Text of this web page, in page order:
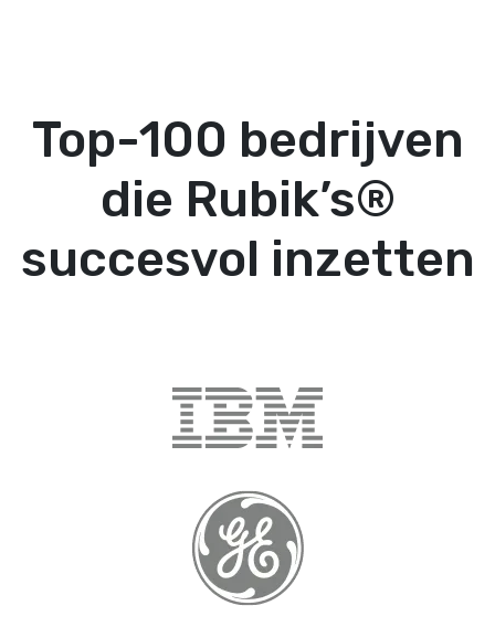
Top-100 bedrijven
die Rubik’s®
succesvol inzetten